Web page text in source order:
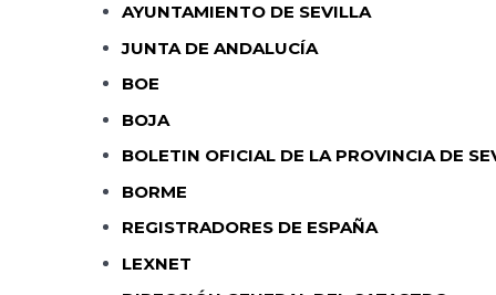
AYUNTAMIENTO DE SEVILLA
JUNTA DE ANDALUCÍA
BOE
BOJA
BOLETIN OFICIAL DE LA PROVINCIA DE
BORME
REGISTRADORES DE ESPAÑA
LEXNET